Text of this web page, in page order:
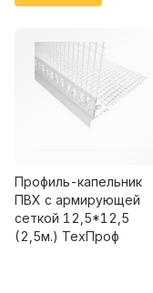
Профиль-капельник
ПВХ с армирующей
сеткой 12,5*12,5
(2,5м.) ТехПроф